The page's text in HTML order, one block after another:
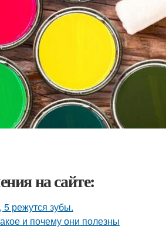
на сайте:
режутся зубы.
и почему они полезны